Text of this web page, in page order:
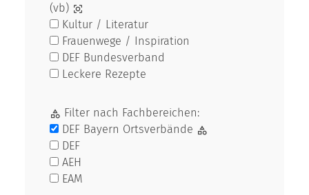
(vb)
Kultur / Literatur
Frauenwege / Inspiration
DEF Bundesverband
Leckere Rezepte
Filter nach Fachbereichen:
DEF Bayern Ortsverbände
DEF
AEH
EAM